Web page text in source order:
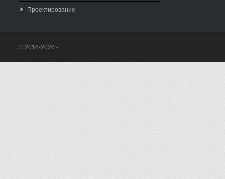
Проектирование
© 2016-2026 -